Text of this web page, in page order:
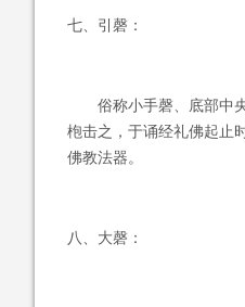
七、引磬：
俗称小手磬、底部中央
枹击之，于诵经礼佛起止
佛教法器。
八、大磬：